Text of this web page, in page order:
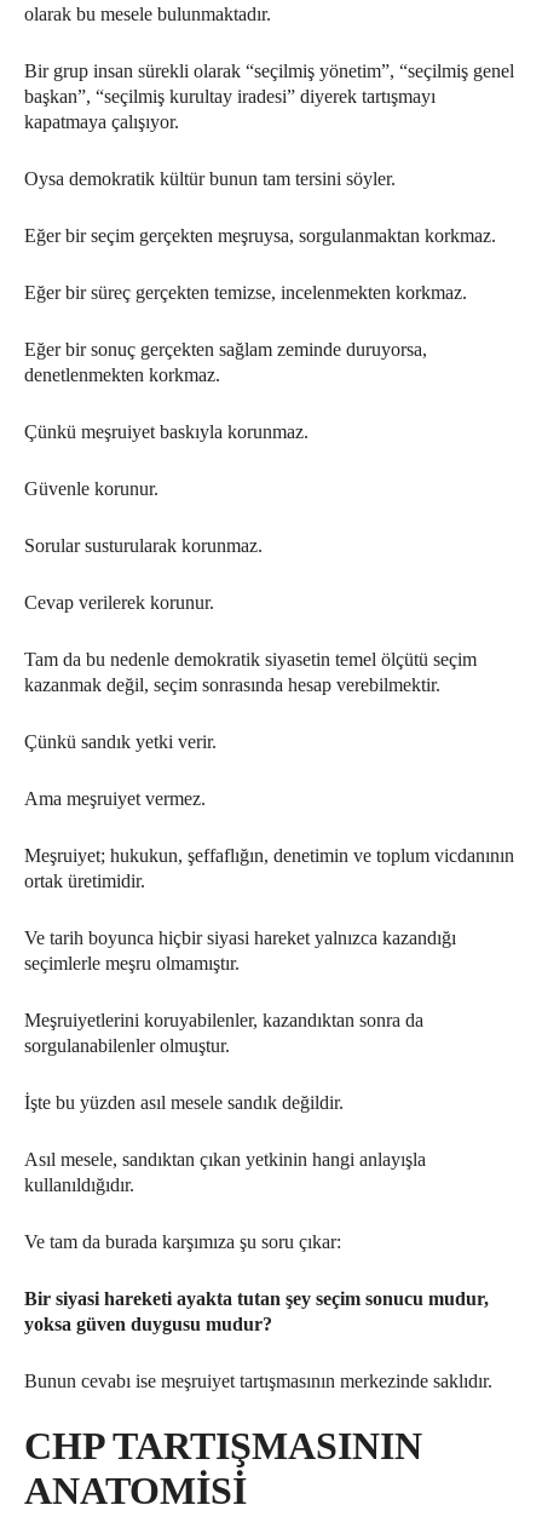
olarak bu mesele bulunmaktadır.
Bir grup insan sürekli olarak “seçilmiş yönetim”, “seçilmiş genel
başkan”, “seçilmiş kurultay iradesi” diyerek tartışmayı
kapatmaya çalışıyor.
Oysa demokratik kültür bunun tam tersini söyler.
Eğer bir seçim gerçekten meşruysa, sorgulanmaktan korkmaz.
Eğer bir süreç gerçekten temizse, incelenmekten korkmaz.
Eğer bir sonuç gerçekten sağlam zeminde duruyorsa,
denetlenmekten korkmaz.
Çünkü meşruiyet baskıyla korunmaz.
Güvenle korunur.
Sorular susturularak korunmaz.
Cevap verilerek korunur.
Tam da bu nedenle demokratik siyasetin temel ölçütü seçim
kazanmak değil, seçim sonrasında hesap verebilmektir.
Çünkü sandık yetki verir.
Ama meşruiyet vermez.
Meşruiyet; hukukun, şeffaflığın, denetimin ve toplum vicdanının
ortak üretimidir.
Ve tarih boyunca hiçbir siyasi hareket yalnızca kazandığı
seçimlerle meşru olmamıştır.
Meşruiyetlerini koruyabilenler, kazandıktan sonra da
sorgulanabilenler olmuştur.
İşte bu yüzden asıl mesele sandık değildir.
Asıl mesele, sandıktan çıkan yetkinin hangi anlayışla
kullanıldığıdır.
Ve tam da burada karşımıza şu soru çıkar:
Bir siyasi hareketi ayakta tutan şey seçim sonucu mudur,
yoksa güven duygusu mudur?
Bunun cevabı ise meşruiyet tartışmasının merkezinde saklıdır.
CHP TARTIŞMASININ
ANATOMİSİ